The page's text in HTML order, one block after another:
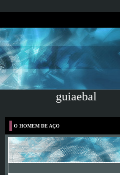
guiaebal
O HOMEM DE AÇO